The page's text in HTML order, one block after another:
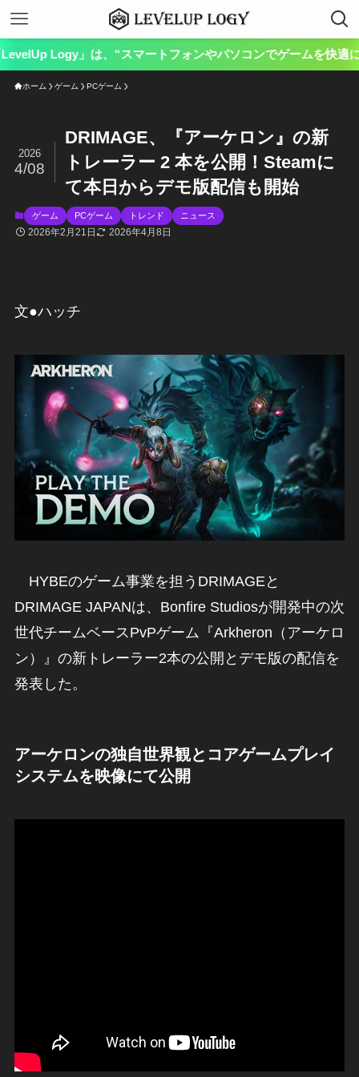
、“スマートフォンやパソコンでゲームを快適にプレイするに
ホーム ゲーム PCゲーム
DRIMAGE、『アーケロン』の新
トレーラー 2 本を公開！Steamに
て本日からデモ版配信も開始
2026
4/08
ゲーム PCゲーム トレンド ニュース
2026年2月21日 2026年4月8日
文●ハッチ
HYBEのゲーム事業を担うDRIMAGEと
DRIMAGE JAPANは、Bonfire Studiosが開発中の次
世代チームベースPvPゲーム『Arkheron（アーケロ
ン）』の新トレーラー2本の公開とデモ版の配信を
発表した。
アーケロンの独自世界観とコアゲームプレイ
システムを映像にて公開